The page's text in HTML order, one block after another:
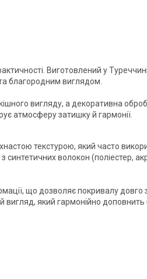
Виготовлений у
благородним виглядом.
вигляду, а декоративна
атмосферу затишку й гармонії.
текстурою, який часто
синтетичних волокон (поліестер,
що дозволяє покривалу довго
вигляд, який гармонійно